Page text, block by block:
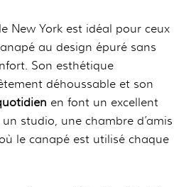
New York est idéal pour ceux
au design épuré sans
Son esthétique
déhoussable et son
en font un excellent
studio, une chambre d’amis
le canapé est utilisé chaque